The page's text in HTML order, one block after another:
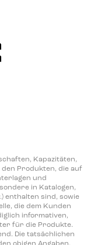
Kapazitäten,
den Produkten, die auf
und
in Katalogen,
enthalten sind, sowie
die dem Kunden
informativen,
für die Produkte.
Die tatsächlichen